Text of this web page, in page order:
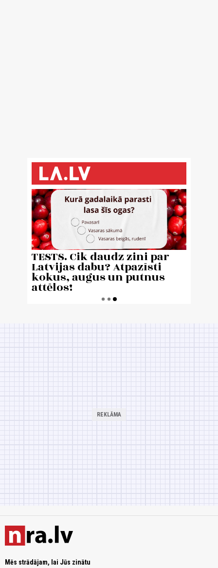
Mēs strādājam, lai Jūs zinātu